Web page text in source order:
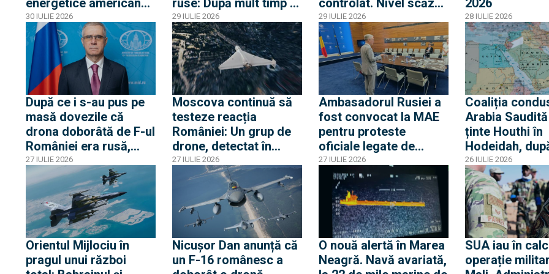
din Egipt activează
alerta la Casa Albă
30 IULIE 2026
dronă RQ-4D și două
avioane RC-135 și
Artemis II au survolat
Marea Neagră
29 IULIE 2026
fără precedent al
Dunării
29 IULIE 2026 28 IULIE 2026
După ce i s-au pus pe
masă dovezile că
drona doborâtă de F-ul
României era rusă,
ambasadorul rus a
„avertizat” România de
pericolul unei
confruntări cu Rusia și
acuză o „înscenare
propagandistă”
27 IULIE 2026
Moscova continuă să
testeze reacția
României: Un grup de
drone, detectat în
proximitatea frontierei
fluviale cu Ucraina
27 IULIE 2026
Ambasadorul Rusiei a
fost convocat la MAE
pentru proteste
oficiale legate de
incursiunile cu drone.
Ambasadorul român la
Moscova, chemat
acasă pentru
consultări
27 IULIE 2026
Coaliția
Arabia
ținte Houthi în
Hodeidah,
atacurile asupra
petrolierelor
amenințarea
blocada Mării
26 IULIE 2026
Orientul Mijlociu în
pragul unui război
Nicușor Dan anunță că
un F-16 românesc a
O nouă alertă în Marea
Neagră. Navă avariată,
SUA iau în
operație